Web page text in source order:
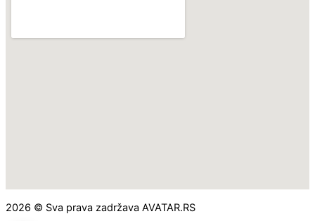
2026 © Sva prava zadržava AVATAR.RS